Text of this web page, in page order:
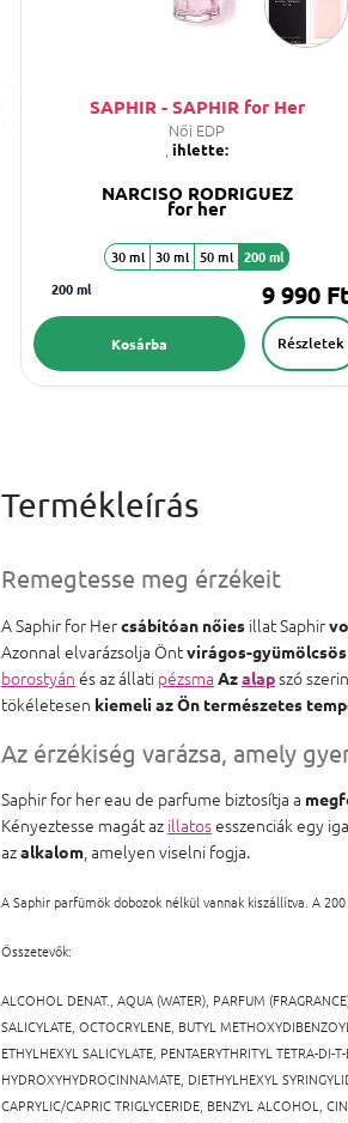
SAPHIR - SAPHIR for Her
Női EDP
ihlette:
NARCISO RODRIGUEZ
for her
30 ml 30 ml 50 ml 200 ml
200 ml
9 990
Részletek
Kosárba
Remegtesse meg érzékeit
A Saphir for Hercsábítóan nőies illat Saphir
Azonnal elvarázsolja Öntvirágos-
borostyán és az állati pézsma Azalapszó
tökéletesen kiemeli az Ön természetes
Az érzékiség varázsa, amely
Saphir for her eau de parfume biztosítja a
Kényeztesse magát az illatosesszenciák egy
azalkalom, amelyen viselni fogja.
A Saphir parfümök dobozok nélkül vannak kiszállítva. A
Összetevők:
ALCOHOL DENAT., AQUA (WATER), PARFUM
SALICYLATE, OCTOCRYLENE, BUTYL
ETHYLHEXYL SALICYLATE, PENTAERYTHRITYL TETRA-DI-
HYDROXYHYDROCINNAMATE, DIETHYLHEXYL
CAPRYLIC/CAPRIC TRIGLYCERIDE, BENZYL ALCOHOL,